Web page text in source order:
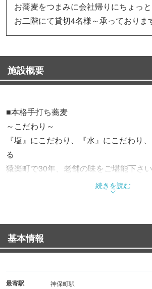
お蕎麦をつまみに会社帰りにちょっ
お二階にて貸切4名様～承っておりま
施設概要
■本格手打ち蕎麦
～こだわり～
『塩』にこだわり、『水』にこだわり
る
猿楽町で30年、老舗の味をご堪能下さい
6,300円の『そば会席コース』10品～12品
続きを読む
基本情報
最寄駅 神保町駅